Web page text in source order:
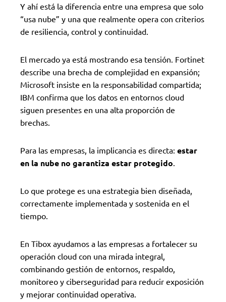
Y ahí está la diferencia entre una empresa que solo
“usa nube” y una que realmente opera con criterios
de resiliencia, control y continuidad.
El mercado ya está mostrando esa tensión. Fortinet
describe una brecha de complejidad en expansión;
Microsoft insiste en la responsabilidad compartida;
IBM confirma que los datos en entornos cloud
siguen presentes en una alta proporción de
brechas.
Para las empresas, la implicancia es directa: estar
en la nube no garantiza estar protegido
Lo que protege es una estrategia bien diseñada,
correctamente implementada y sostenida en el
tiempo.
En Tibox ayudamos a las empresas a fortalecer su
operación cloud con una mirada integral,
combinando gestión de entornos, respaldo,
monitoreo y ciberseguridad para reducir exposición
y mejorar continuidad operativa.